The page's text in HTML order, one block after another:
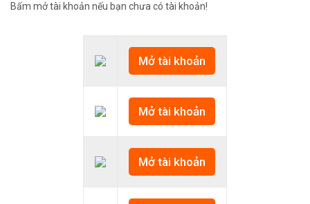
Bấm mở tài khoản nếu bạn chưa có tài khoản!
Mở tài khoản
Mở tài khoản
Mở tài khoản